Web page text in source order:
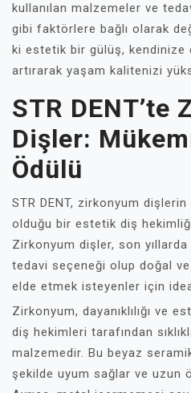
kullanılan malzemeler ve
gibi faktörlere bağlı olarak
ki estetik bir gülüş, kendinize
artırarak yaşam kalitenizi
STR DENT’te
Dişler:
Ödülü
STR DENT, zirkonyum
olduğu bir estetik diş hekimliği
Zirkonyum dişler, son
tedavi seçeneği olup doğal
elde etmek isteyenler için
Zirkonyum, dayanıklılığı ve
diş hekimleri tarafından
malzemedir. Bu beyaz
şekilde uyum sağlar ve uzun